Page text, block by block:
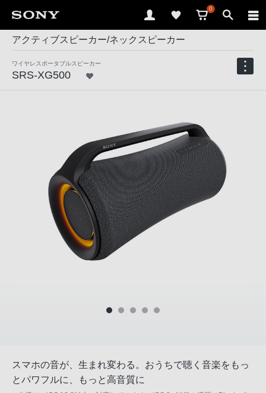
0
アクティブスピーカー/ネックスピーカー
ワイヤレスポータブルスピーカー
SRS-XG500
スマホの音が、生まれ変わる。おうちで聴く音楽をもっ
とパワフルに、もっと高音質に